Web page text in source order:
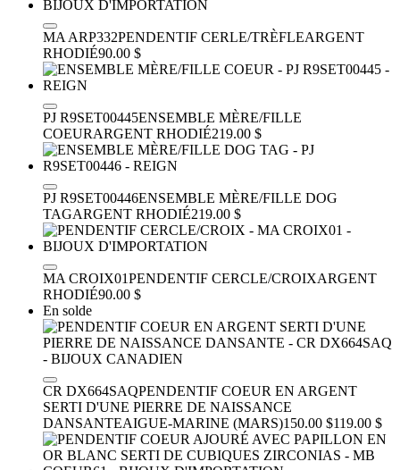
MA ARP332PENDENTIF CERLE/TRÈFLEARGENT
RHODIÉ90.00 $
PJ R9SET00445ENSEMBLE MÈRE/FILLE
COEURARGENT RHODIÉ219.00 $
PJ R9SET00446ENSEMBLE MÈRE/FILLE DOG
TAGARGENT RHODIÉ219.00 $
MA CROIX01PENDENTIF CERCLE/CROIXARGENT
RHODIÉ90.00 $
En solde
CR DX664SAQPENDENTIF COEUR EN ARGENT
SERTI D'UNE PIERRE DE NAISSANCE
DANSANTEAIGUE-MARINE (MARS)150.00 $119.00 $